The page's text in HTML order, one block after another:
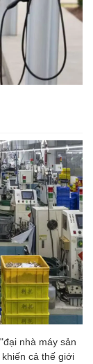
nhà máy sản
cả thế giới